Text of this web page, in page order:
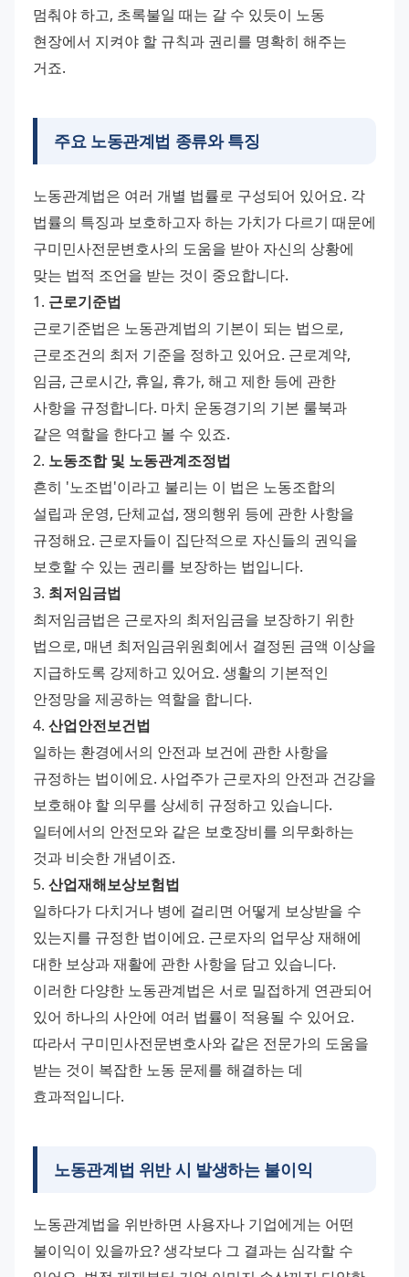
멈춰야 하고, 초록불일 때는 갈 수 있듯이 노동
현장에서 지켜야 할 규칙과 권리를 명확히 해주는
거죠.
주요 노동관계법 종류와 특징
노동관계법은 여러 개별 법률로 구성되어 있어요. 각
법률의 특징과 보호하고자 하는 가치가 다르기 때문에
구미민사전문변호사의 도움을 받아 자신의 상황에
맞는 법적 조언을 받는 것이 중요합니다.
1. 근로기준법
근로기준법은 노동관계법의 기본이 되는 법으로,
근로조건의 최저 기준을 정하고 있어요. 근로계약,
임금, 근로시간, 휴일, 휴가, 해고 제한 등에 관한
사항을 규정합니다. 마치 운동경기의 기본 룰북과
같은 역할을 한다고 볼 수 있죠.
2. 노동조합 및 노동관계조정법
흔히 '노조법'이라고 불리는 이 법은 노동조합의
설립과 운영, 단체교섭, 쟁의행위 등에 관한 사항을
규정해요. 근로자들이 집단적으로 자신들의 권익을
보호할 수 있는 권리를 보장하는 법입니다.
3. 최저임금법
최저임금법은 근로자의 최저임금을 보장하기 위한
법으로, 매년 최저임금위원회에서 결정된 금액 이상을
지급하도록 강제하고 있어요. 생활의 기본적인
안정망을 제공하는 역할을 합니다.
4. 산업안전보건법
일하는 환경에서의 안전과 보건에 관한 사항을
규정하는 법이에요. 사업주가 근로자의 안전과 건강을
보호해야 할 의무를 상세히 규정하고 있습니다.
일터에서의 안전모와 같은 보호장비를 의무화하는
것과 비슷한 개념이죠.
5. 산업재해보상보험법
일하다가 다치거나 병에 걸리면 어떻게 보상받을 수
있는지를 규정한 법이에요. 근로자의 업무상 재해에
대한 보상과 재활에 관한 사항을 담고 있습니다.
이러한 다양한 노동관계법은 서로 밀접하게 연관되어
있어 하나의 사안에 여러 법률이 적용될 수 있어요.
따라서 구미민사전문변호사와 같은 전문가의 도움을
받는 것이 복잡한 노동 문제를 해결하는 데
효과적입니다.
노동관계법 위반 시 발생하는 불이익
노동관계법을 위반하면 사용자나 기업에게는 어떤
불이익이 있을까요? 생각보다 그 결과는 심각할 수